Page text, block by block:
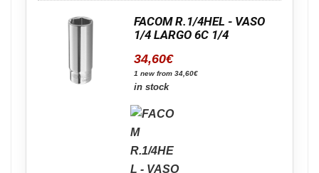
FACOM R.1/4HEL - VASO
1/4 LARGO 6C 1/4
34,60€
1 new from 34,60€
in stock